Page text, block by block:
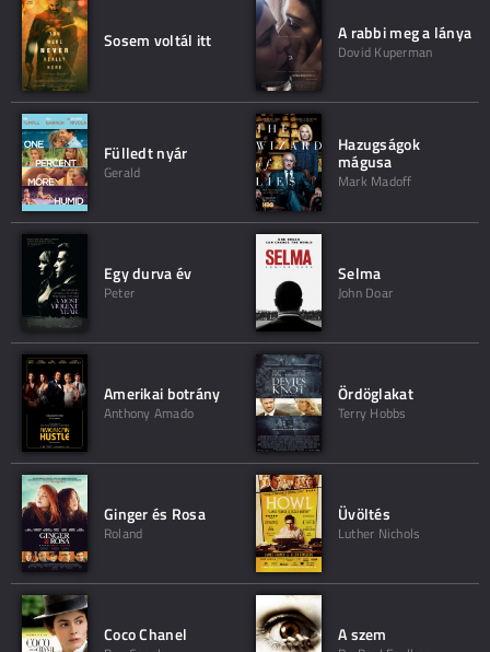
Sosem voltál itt A rabbi meg a lánya
Dovid Kuperman
Fülledt nyár
Gerald
Hazugságok
mágusa
Mark Madoff
Egy durva év
Peter
Selma
John Doar
Amerikai botrány
Anthony Amado
Ördöglakat
Terry Hobbs
Ginger és Rosa
Roland
Üvöltés
Luther Nichols
Coco Chanel A szem